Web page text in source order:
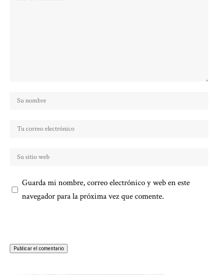
Guarda mi nombre, correo electrónico y web en este
navegador para la próxima vez que comente.